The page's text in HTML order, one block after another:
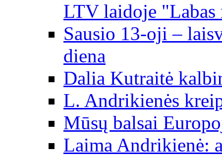
LTV laidoje
Sausio 13-oji –
diena
Dalia Kutraitė
L. Andrikienės
Mūsų balsai
Laima Andrikienė: